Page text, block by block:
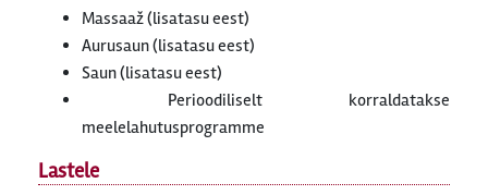
Massaaž (lisatasu eest)
Aurusaun (lisatasu eest)
Saun (lisatasu eest)
Perioodiliselt korraldatakse
meelelahutusprogramme
Lastele